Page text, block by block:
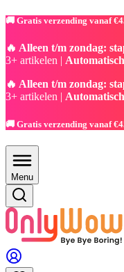
🚚 Gratis verzending vanaf
🔥 Alleen t/m zondag:
3+ artikelen | Automatisch
🔥 Alleen t/m zondag:
3+ artikelen | Automatisch
🚚 Gratis verzending vanaf
Menu